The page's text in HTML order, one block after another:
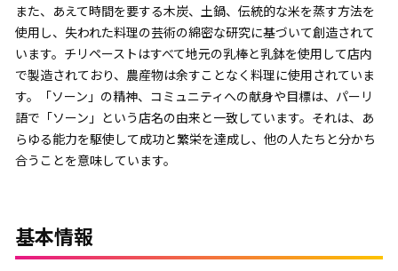
また、あえて時間を要する木炭、土鍋、伝統的な米を蒸す方法を
使用し、失われた料理の芸術の綿密な研究に基づいて創造されて
います。チリペーストはすべて地元の乳棒と乳鉢を使用して店内
で製造されており、農産物は余すことなく料理に使用されていま
す。「ソーン」の精神、コミュニティへの献身や目標は、パーリ
語で「ソーン」という店名の由来と一致しています。それは、あ
らゆる能力を駆使して成功と繁栄を達成し、他の人たちと分かち
合うことを意味しています。
基本情報